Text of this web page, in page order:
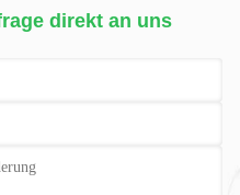
direkt an uns